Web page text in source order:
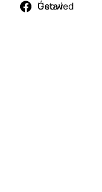
Ústav Geovied